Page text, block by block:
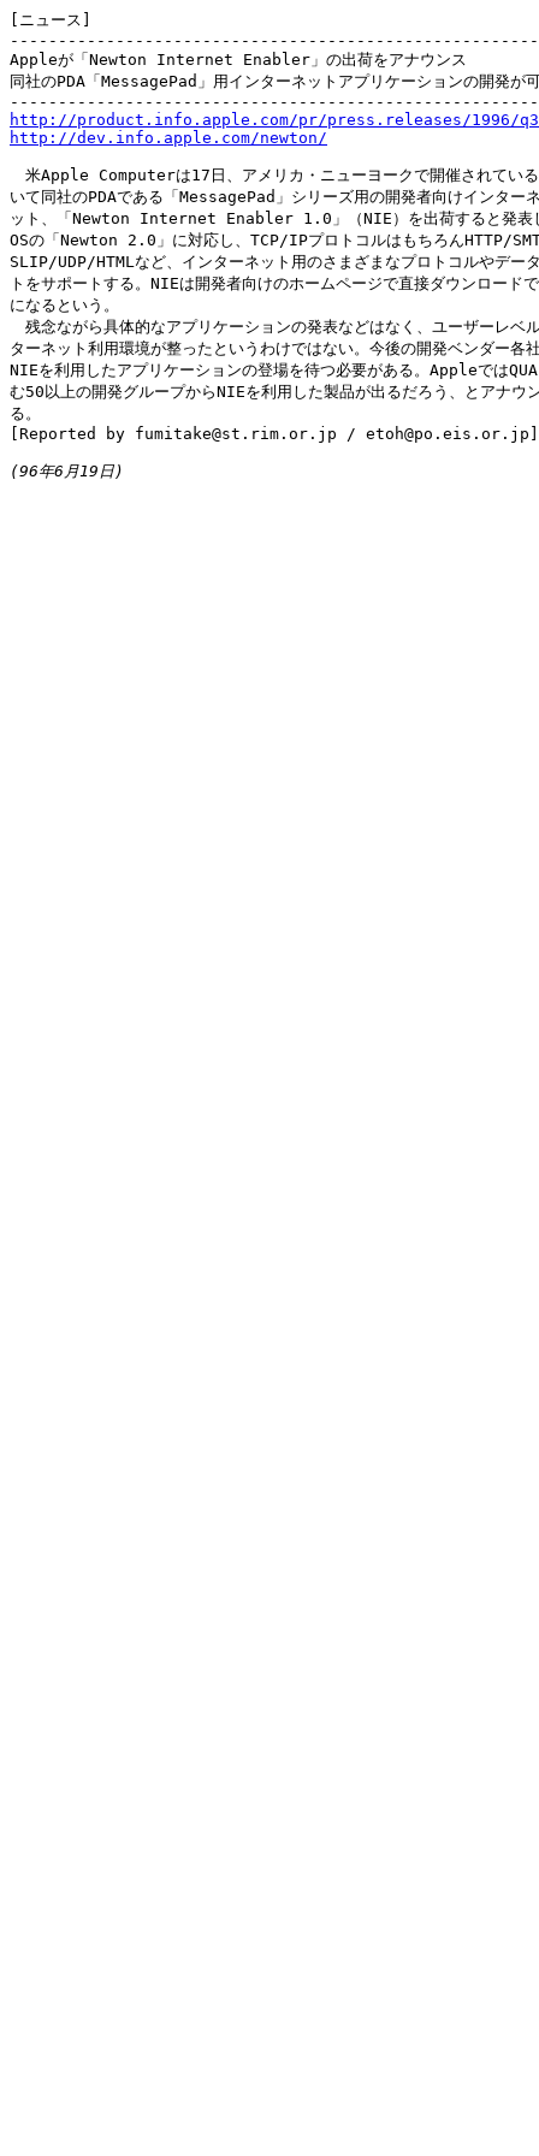
[ニュース]
Appleが「Newton Internet Enabler」の出荷をアナウンス
同社のPDA「MessagePad」用インターネットアプリケーションの開発が
http://product.info.apple.com/pr/press.releases/1996/
http://dev.info.apple.com/newton/
米Apple Computerは17日、アメリカ・ニューヨークで開催されてい
いて同社のPDAである「MessagePad」シリーズ用の開発者向けインター
ット、「Newton Internet Enabler 1.0」（NIE）を出荷すると発表
OSの「Newton 2.0」に対応し、TCP/IPプロトコルはもちろんHTTP/
SLIP/UDP/HTMLなど、インターネット用のさまざまなプロトコルやデー
トをサポートする。NIEは開発者向けのホームページで直接ダウンロード
になるという。
残念ながら具体的なアプリケーションの発表などはなく、ユーザーレベ
ターネット利用環境が整ったというわけではない。今後の開発ベンダー各
NIEを利用したアプリケーションの登場を待つ必要がある。Appleでは
む50以上の開発グループからNIEを利用した製品が出るだろう、とアナウ
る。
[Reported by fumitake@st.rim.or.jp / etoh@po.eis.or.jp]
(96年6月19日)